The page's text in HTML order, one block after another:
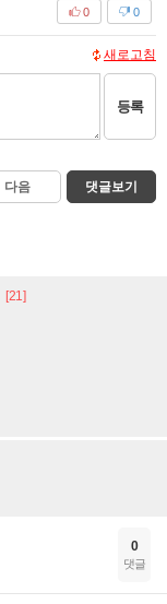
0
0
새로고침
등록
다음 댓글보기
[21]
0
댓글